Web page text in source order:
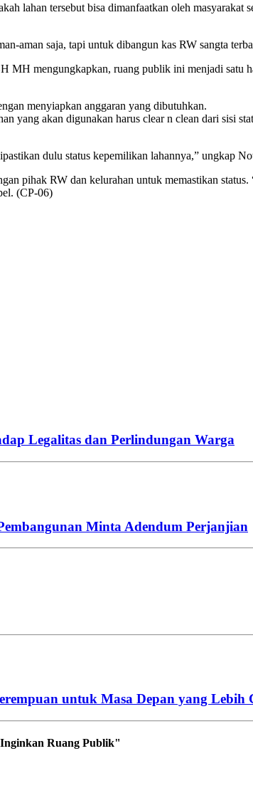
lahan tersebut bisa dimanfaatkan oleh masyarakat
aman saja, tapi untuk dibangun kas RW sangta
mengungkapkan, ruang publik ini menjadi satu
menyiapkan anggaran yang dibutuhkan.
yang akan digunakan harus clear n clean dari sisi
dulu status kepemilikan lahannya,” ungkap
pihak RW dan kelurahan untuk memastikan
(CP-06)
Legalitas dan Perlindungan Warga
Minta Adendum Perjanjian
untuk Masa Depan yang Lebih
Ruang Publik"